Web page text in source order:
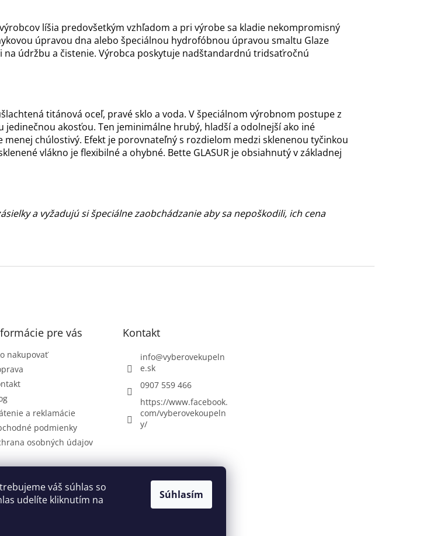
váš súhlas so
udelíte kliknutím na
Súhlasím
líšia predovšetkým vzhľadom a pri výrobe sa kladie nekompromisný
úpravou dna alebo špeciálnou hydrofóbnou úpravou smaltu Glaze
údržbu a čistenie. Výrobca poskytuje nadštandardnú tridsaťročnú
titánová oceľ, pravé sklo a voda. V špeciálnom výrobnom postupe z
jedinečnou akosťou. Ten jeminimálne hrubý, hladší a odolnejší ako iné
chúlostivý. Efekt je porovnateľný s rozdielom medzi sklenenou tyčinkou
vlákno je flexibilné a ohybné. Bette GLASUR je obsiahnutý v základnej
a vyžadujú si špeciálne zaobchádzanie aby sa nepoškodili, ich cena
pre vás
nakupovať
a reklamácie
podmienky
osobných údajov
Kontakt
info@vyberovekupeln
e.sk
0907 559 466
https://www.facebook.
com/vyberovekoupeln
y/